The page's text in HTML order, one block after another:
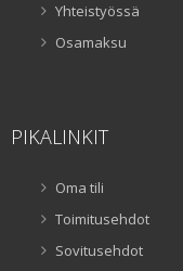
Yhteistyössä
Osamaksu
PIKALINKIT
Oma tili
Toimitusehdot
Sovitusehdot